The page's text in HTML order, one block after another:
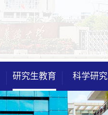
研究生教育 科学研究